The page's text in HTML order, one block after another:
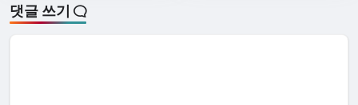
댓글 쓰기